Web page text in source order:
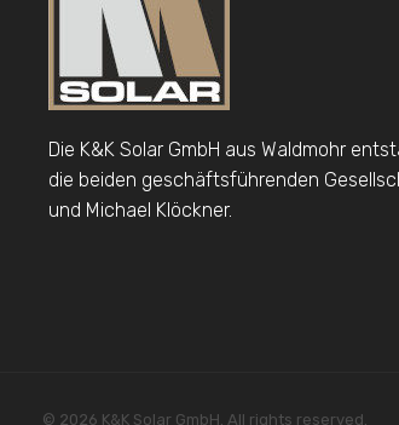
Die K&K Solar GmbH aus Waldmohr
die beiden geschäftsführenden
und Michael Klöckner.
© 2026 K&K Solar GmbH. All rights reserved.